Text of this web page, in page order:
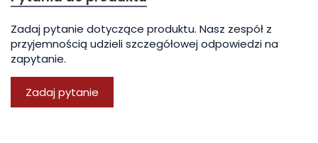
Zadaj pytanie dotyczące produktu. Nasz zespół z
przyjemnością udzieli szczegółowej odpowiedzi na
zapytanie.
Zadaj pytanie